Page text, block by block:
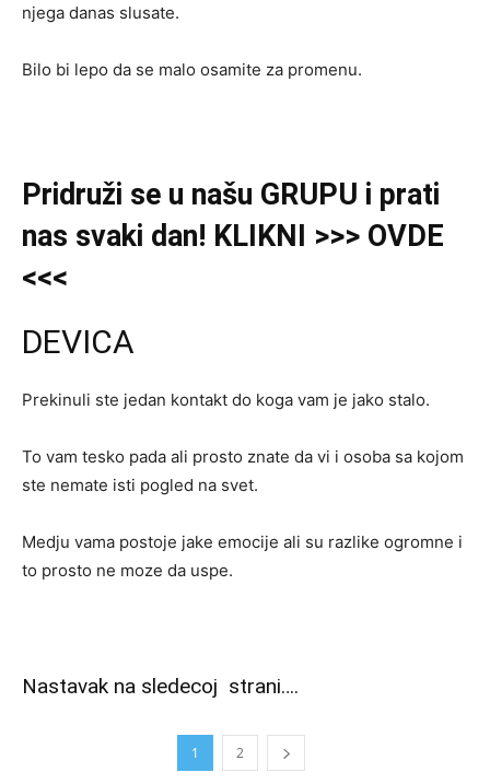
njega danas slusate.
Bilo bi lepo da se malo osamite za promenu.
Pridruži se u našu GRUPU i prati
nas svaki dan! KLIKNI >>> OVDE
<<<
DEVICA
Prekinuli ste jedan kontakt do koga vam je jako stalo.
To vam tesko pada ali prosto znate da vi i osoba sa kojom
ste nemate isti pogled na svet.
Medju vama postoje jake emocije ali su razlike ogromne i
to prosto ne moze da uspe.
Nastavak na sledecoj strani….
1 2